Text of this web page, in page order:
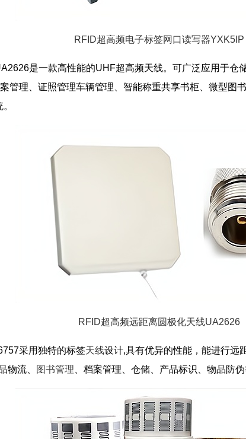
RFID超高频电子标签网口读写器YXK5IP
是一款高性能的UHF超高频天线。可广泛应用于仓
管理、证照管理车辆管理、智能称重共享书柜、微型图书
RFID超高频远距离圆极化天线UA2626
采用独特的标签天线设计,具有优异的性能，能进行远
物流、 图书管理 、档案管理、仓储、产品标识、物品防伪